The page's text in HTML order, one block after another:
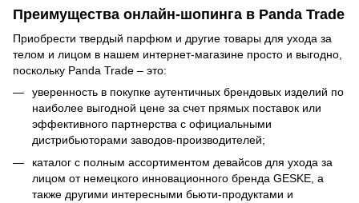
Преимущества онлайн-шопинга в Panda Trade
Приобрести твердый парфюм и другие товары для ухода за
телом и лицом в нашем интернет-магазине просто и выгодно,
поскольку Panda Trade – это:
уверенность в покупке аутентичных брендовых изделий по
наиболее выгодной цене за счет прямых поставок или
эффективного партнерства с официальными
дистрибьюторами заводов-производителей;
каталог с полным ассортиментом девайсов для ухода за
лицом от немецкого инновационного бренда GESKE, а
также другими интересными бьюти-продуктами и